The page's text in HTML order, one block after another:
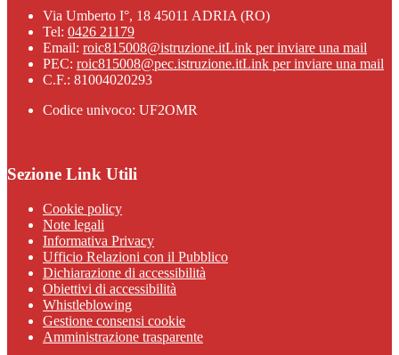
Via Umberto I°, 18 45011 ADRIA (RO)
Tel: 0426 21179
Email: roic815008@istruzione.itLink per inviare una mail
PEC: roic815008@pec.istruzione.itLink per inviare una mail
C.F.: 81004020293
Codice univoco: UF2OMR
Sezione Link Utili
Cookie policy
Note legali
Informativa Privacy
Ufficio Relazioni con il Pubblico
Dichiarazione di accessibilità
Obiettivi di accessibilità
Whistleblowing
Gestione consensi cookie
Amministrazione trasparente